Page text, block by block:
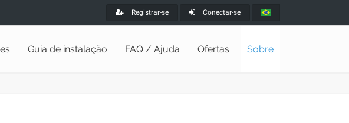
Registrar-se Conectar-se
Guia de instalação FAQ / Ajuda Ofertas Sobre